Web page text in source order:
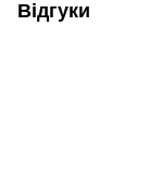
Відгуки